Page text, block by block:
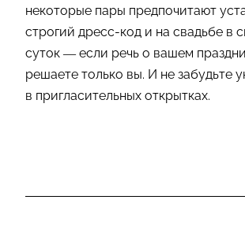
некоторые пары предпочитают
строгий дресс-код и на свадьбе в
суток — если речь о вашем
решаете только вы. И не забудьте
в пригласительных открытках.